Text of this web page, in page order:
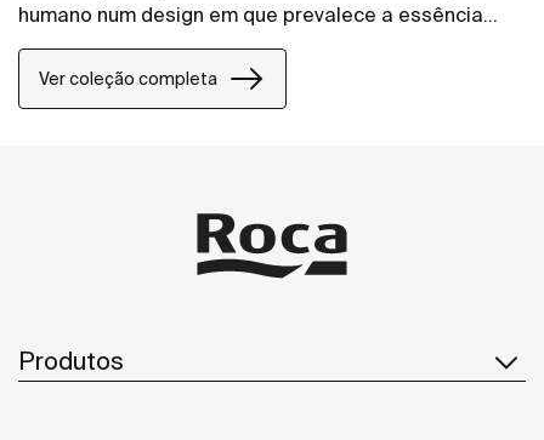
humano num design em que prevalece a essência
das formas puras. O resultado é um conjunto
perfeitamente adaptável a qualquer espaço de
banho.
Ver coleção completa
Produtos